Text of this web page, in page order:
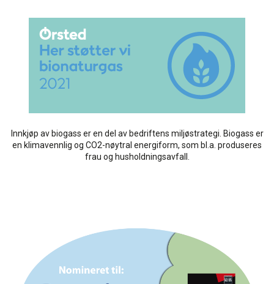
Innkjøp av biogass er en del av bedriftens miljøstrategi. Biogass er
en klimavennlig og CO2-nøytral energiform, som bl.a. produseres
frau og husholdningsavfall.